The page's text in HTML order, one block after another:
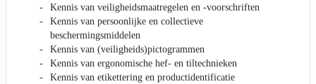
Kennis van veiligheidsmaatregelen en -voorschriften
Kennis van persoonlijke en collectieve
beschermingsmiddelen
Kennis van (veiligheids)pictogrammen
Kennis van ergonomische hef- en tiltechnieken
Kennis van etikettering en productidentificatie